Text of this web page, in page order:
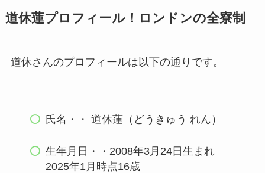
道休蓮プロフィール！ロンドンの全寮制
道休さんのプロフィールは以下の通りです。
氏名・・ 道休蓮（どうきゅう れん）
生年月日・・2008年3月24日生まれ
2025年1月時点16歳